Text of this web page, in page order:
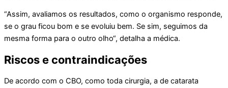
“Assim, avaliamos os resultados, como o organismo responde,
se o grau ficou bom e se evoluiu bem. Se sim, seguimos da
mesma forma para o outro olho“, detalha a médica.
Riscos e contraindicações
De acordo com o CBO, como toda cirurgia, a de catarata